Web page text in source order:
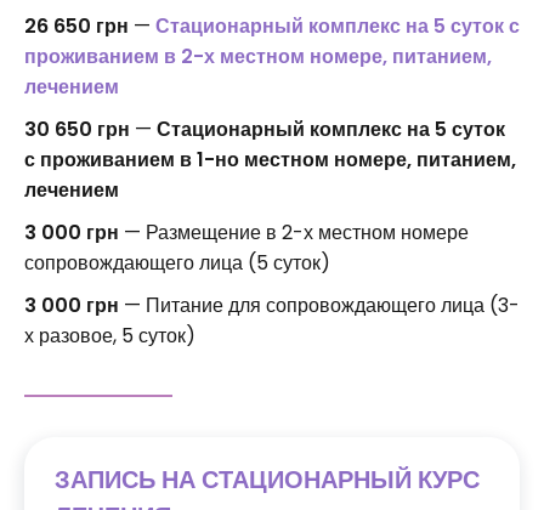
26 650 грн — Стационарный комплекс на 5 суток с
проживанием в 2-х местном номере, питанием,
лечением
30 650 грн — Стационарный комплекс на 5 суток
с проживанием в 1-но местном номере, питанием,
лечением
3 000 грн — Размещение в 2-х местном номере
сопровождающего лица (5 суток)
3 000 грн — Питание для сопровождающего лица (3-
х разовое, 5 суток)
ЗАПИСЬ НА СТАЦИОНАРНЫЙ КУРС